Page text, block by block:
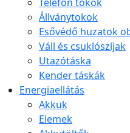
Telefon tokok
Állványtokok
Esővédő huzatok
Váll és csuklószíjak
Utazótáska
Kender táskák
Energiaellátás
Akkuk
Elemek